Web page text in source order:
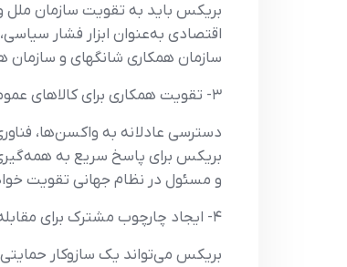
بریکس باید به تقویت سازمان ملل
اقتصادی به‌عنوان ابزار فشار
سازمان همکاری شانگهای و
۳- تقویت همکاری برای کالاهای عمومی جهانی:
دسترسی عادلانه به واکسن‌ها،
بریکس برای پاسخ سریع به
و مسئول در نظام جهانی تقویت
۴- ایجاد چارچوب مشترک برای مقابله با تحریم‌های یکجانبه:
بریکس می‌تواند یک سازوکار